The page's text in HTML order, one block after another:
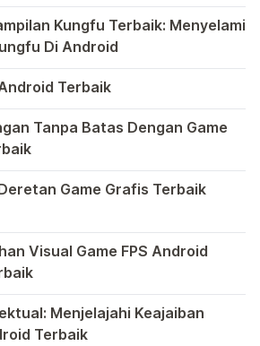
Android telah menjadi bagian
Kungfu Terbaik: Menyelami
Di Android
pengalaman yang
Terbaik
yang kaya dengan berbagai jenis
Tanpa Batas Dengan Game
game Android, ada satu genre
Game Grafis Terbaik
cara kita bermain game,
Visual Game FPS Android
teknologi di era digital saat ini,
Menjelajahi Keajaiban
Terbaik